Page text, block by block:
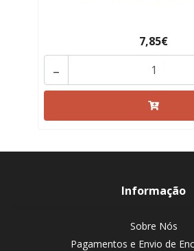
7,85€
-
Informação
Sobre Nós
Pagamentos e Envio de